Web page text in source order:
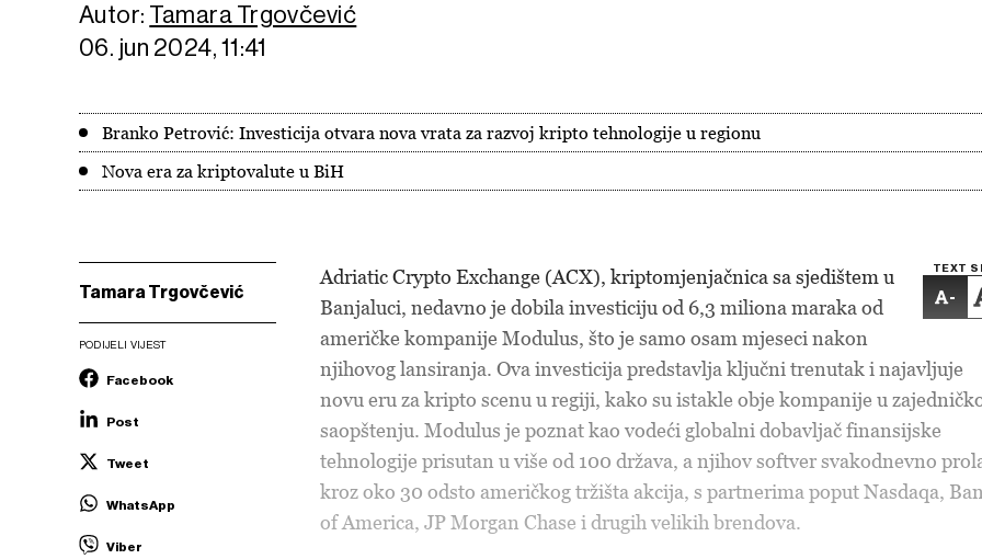
Autor: Tamara Trgovčević
06. jun 2024, 11:41
Branko Petrović: Investicija otvara nova vrata za razvoj kripto tehnologije u regionu
Nova era za kriptovalute u BiH
Tamara Trgovčević
PODIJELI VIJEST
Facebook
Post
Tweet
WhatsApp
Viber
TEXT
-
Adriatic Crypto Exchange (ACX), kriptomjenjačnica sa sjedištem u
Banjaluci, nedavno je dobila investiciju od 6,3 miliona maraka od
američke kompanije Modulus, što je samo osam mjeseci nakon
njihovog lansiranja. Ova investicija predstavlja ključni trenutak i najavljuje
novu eru za kripto scenu u regiji, kako su istakle obje kompanije u
saopštenju. Modulus je poznat kao vodeći globalni dobavljač finansijske
tehnologije prisutan u više od 100 država, a njihov softver svakodnevno
kroz oko 30 odsto američkog tržišta akcija, s partnerima poput Nasdaqa,
of America, JP Morgan Chase i drugih velikih brendova.